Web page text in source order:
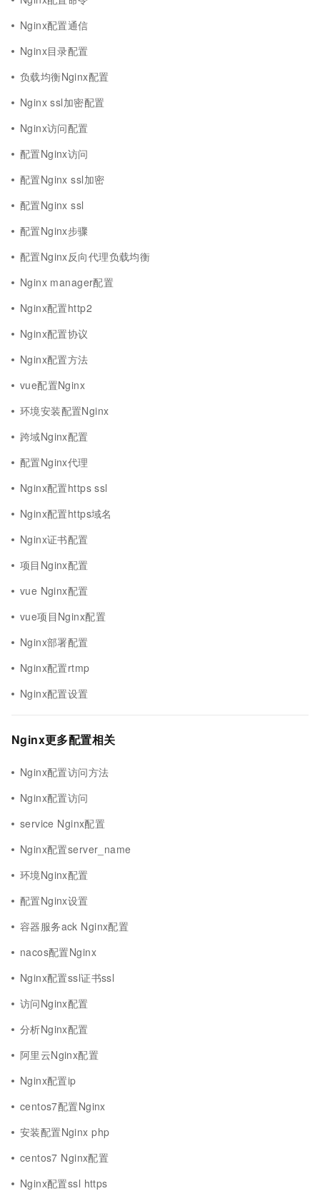
Nginx配置通信
Nginx目录配置
负载均衡Nginx配置
Nginx ssl加密配置
Nginx访问配置
配置Nginx访问
配置Nginx ssl加密
配置Nginx ssl
配置Nginx步骤
配置Nginx反向代理负载均衡
Nginx manager配置
Nginx配置http2
Nginx配置协议
Nginx配置方法
vue配置Nginx
环境安装配置Nginx
跨域Nginx配置
配置Nginx代理
Nginx配置https ssl
Nginx配置https域名
Nginx证书配置
项目Nginx配置
vue Nginx配置
vue项目Nginx配置
Nginx部署配置
Nginx配置rtmp
Nginx配置设置
Nginx更多配置相关
Nginx配置访问方法
Nginx配置访问
service Nginx配置
Nginx配置server_name
环境Nginx配置
配置Nginx设置
容器服务ack Nginx配置
nacos配置Nginx
Nginx配置ssl证书ssl
访问Nginx配置
分析Nginx配置
阿里云Nginx配置
Nginx配置ip
centos7配置Nginx
安装配置Nginx php
centos7 Nginx配置
Nginx配置ssl https